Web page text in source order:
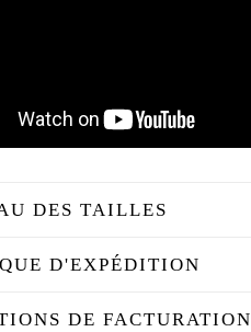
DES TAILLES
D'EXPÉDITION
DE FACTURATION